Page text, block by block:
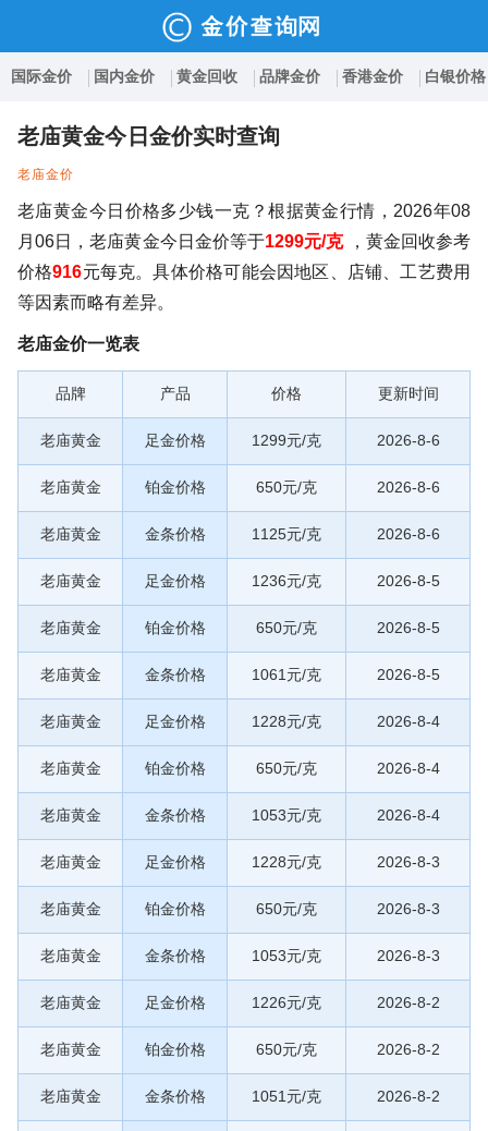
国际金价 国内金价 黄金回收 品牌金价 香港金价 白银价格
老庙黄金今日金价实时查询
老庙金价
老庙黄金今日价格多少钱一克？根据黄金行情，2026年08
月06日，老庙黄金今日金价等于1299元/克
，黄金回收参考
价格916元每克。具体价格可能会因地区、店铺、工艺费用
等因素而略有差异。
老庙金价一览表
品牌 产品 价格 更新时间
老庙黄金 足金价格 1299元/克 2026-8-6
老庙黄金 铂金价格 650元/克 2026-8-6
老庙黄金 金条价格 1125元/克 2026-8-6
老庙黄金 足金价格 1236元/克 2026-8-5
老庙黄金 铂金价格 650元/克 2026-8-5
老庙黄金 金条价格 1061元/克 2026-8-5
老庙黄金 足金价格 1228元/克 2026-8-4
老庙黄金 铂金价格 650元/克 2026-8-4
老庙黄金 金条价格 1053元/克 2026-8-4
老庙黄金 足金价格 1228元/克 2026-8-3
老庙黄金 铂金价格 650元/克 2026-8-3
老庙黄金 金条价格 1053元/克 2026-8-3
老庙黄金 足金价格 1226元/克 2026-8-2
老庙黄金 铂金价格 650元/克 2026-8-2
老庙黄金 金条价格 1051元/克 2026-8-2